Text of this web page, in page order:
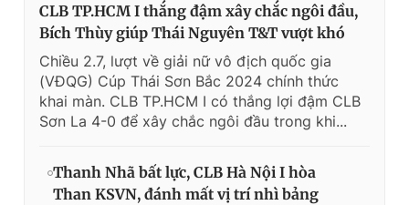
CLB TP.HCM I thắng đậm xây chắc ngôi đầu,
Bích Thùy giúp Thái Nguyên T&T vượt khó
Chiều 2.7, lượt về giải nữ vô địch quốc gia
(VĐQG) Cúp Thái Sơn Bắc 2024 chính thức
khai màn. CLB TP.HCM I có thắng lợi đậm CLB
Sơn La 4-0 để xây chắc ngôi đầu trong khi...
Thanh Nhã bất lực, CLB Hà Nội I hòa
Than KSVN, đánh mất vị trí nhì bảng